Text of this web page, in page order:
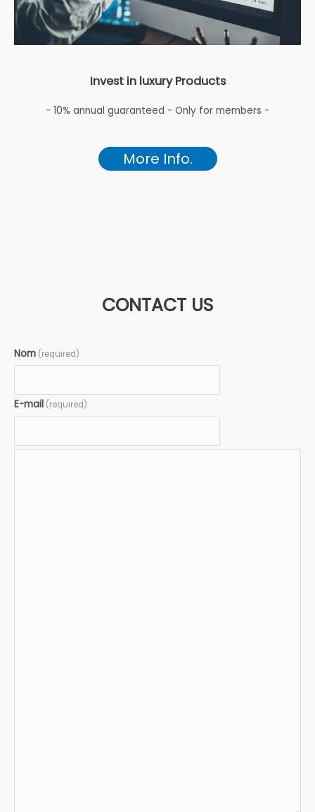
Invest in luxury Products
- 10% annual guaranteed - Only for members -
More Info.
CONTACT US
Nom (required)
E-mail (required)